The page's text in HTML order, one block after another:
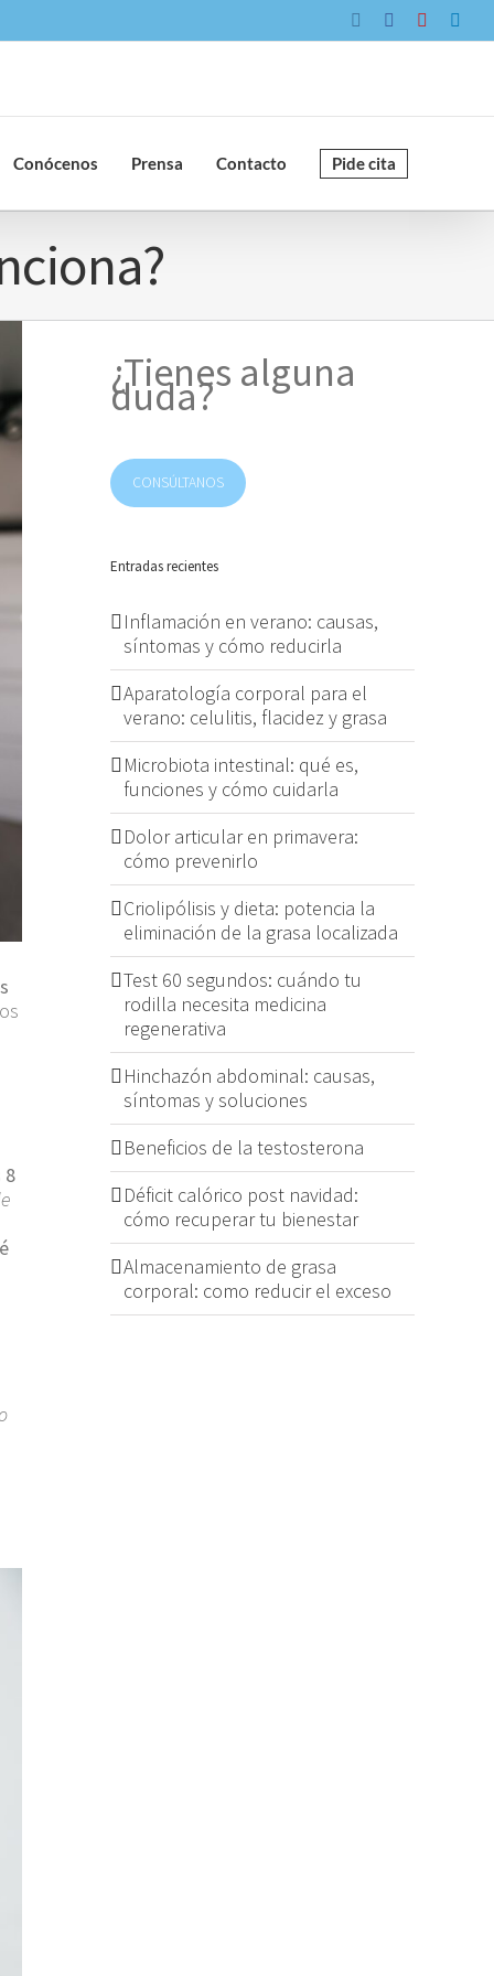
InstagramFacebookYouTube
Conócenos Prensa Contacto Pide cita
8
¿Tienes alguna
duda?
CONSÚLTANOS
Entradas recientes
Inflamación en verano: causas,
síntomas y cómo reducirla
Aparatología corporal para el
verano: celulitis, flacidez y grasa
Microbiota intestinal: qué es,
funciones y cómo cuidarla
Dolor articular en primavera:
cómo prevenirlo
Criolipólisis y dieta: potencia la
eliminación de la grasa localizada
Test 60 segundos: cuándo tu
rodilla necesita medicina
regenerativa
Hinchazón abdominal: causas,
síntomas y soluciones
Beneficios de la testosterona
Déficit calórico post navidad:
cómo recuperar tu bienestar
Almacenamiento de grasa
corporal: como reducir el exceso